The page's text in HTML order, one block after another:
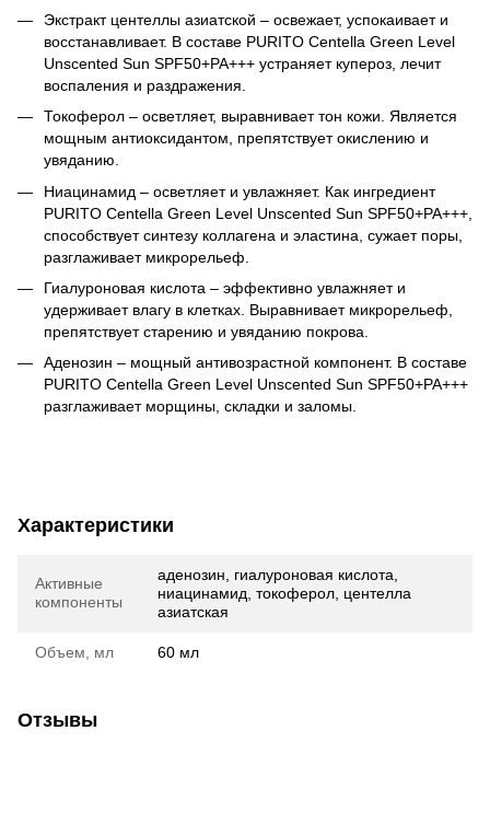
Экстракт центеллы азиатской – освежает, успокаивает и
восстанавливает. В составе PURITO Centella Green Level
Unscented Sun SPF50+PA+++ устраняет купероз, лечит
воспаления и раздражения.
Токоферол – осветляет, выравнивает тон кожи. Является
мощным антиоксидантом, препятствует окислению и
увяданию.
Ниацинамид – осветляет и увлажняет. Как ингредиент
PURITO Centella Green Level Unscented Sun SPF50+PA+++,
способствует синтезу коллагена и эластина, сужает поры,
разглаживает микрорельеф.
Гиалуроновая кислота – эффективно увлажняет и
удерживает влагу в клетках. Выравнивает микрорельеф,
препятствует старению и увяданию покрова.
Аденозин – мощный антивозрастной компонент. В составе
PURITO Centella Green Level Unscented Sun SPF50+PA+++
разглаживает морщины, складки и заломы.
Характеристики
Активные
компоненты
аденозин, гиалуроновая кислота,
ниацинамид, токоферол, центелла
азиатская
Объем, мл 60 мл
Отзывы